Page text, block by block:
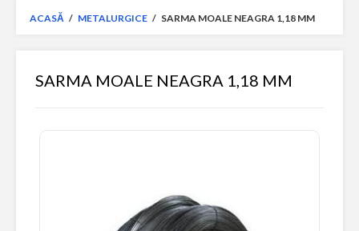
ACASĂ / METALURGICE / SARMA MOALE NEAGRA 1,18 MM
SARMA MOALE NEAGRA 1,18 MM